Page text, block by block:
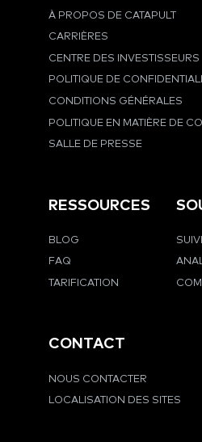
À PROPOS DE CATAPULT
CARRIÈRES
CENTRE DES INVESTISSEURS
POLITIQUE DE
CONDITIONS GÉNÉRALES
POLITIQUE EN MATIÈRE DE
SALLE DE PRESSE
RESSOURCES
BLOG
FAQ
TARIFICATION
CONTACT
NOUS CONTACTER
LOCALISATION DES SITES